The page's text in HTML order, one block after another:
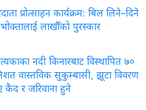
प्रोत्साहन कार्यक्रम: बिल लिने–दिने
लाखौँको पुरस्कार
नदी किनारबाट विस्थापित ७०
वास्तविक सुकुम्बासी, झूटा विवरण
कैद र जरिवाना हुने